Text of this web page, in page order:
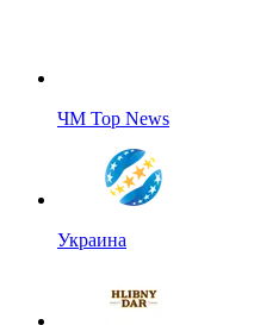
ЧМ Top News
Украина